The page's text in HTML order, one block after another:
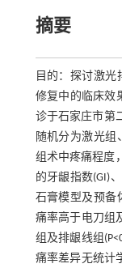
摘要
目的：探讨激
修复中的临床效
诊于石家庄市第
随机分为激光组
组术中疼痛程度
的牙龈指数(GI)
石膏模型及预备
痛率高于电刀组
组及排龈线组
痛率差异无统计